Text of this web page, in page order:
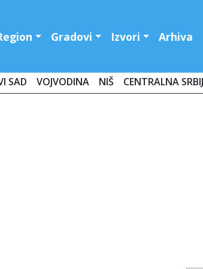
Gradovi Izvori Arhiva
SAD VOJVODINA NIŠ CENTRALNA